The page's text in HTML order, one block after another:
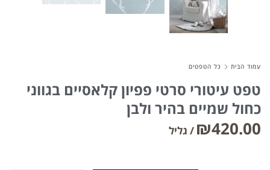
Forums
Meetups
עמוד הבית כל הטפטים
טפט עיטורי סרטי פפיון קלאסיים בגווני
כחול שמיים בהיר ולבן
₪420.00